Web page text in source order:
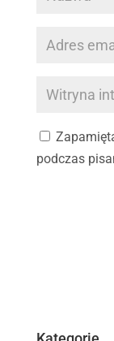
podczas